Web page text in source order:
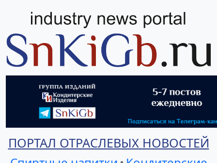
ПОРТАЛ ОТРАСЛЕВЫХ НОВОСТЕЙ